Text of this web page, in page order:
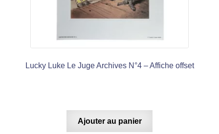
Lucky Luke Le Juge Archives N°4 – Affiche offset
Ajouter au panier